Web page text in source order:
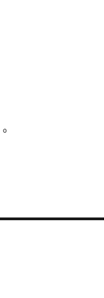
。